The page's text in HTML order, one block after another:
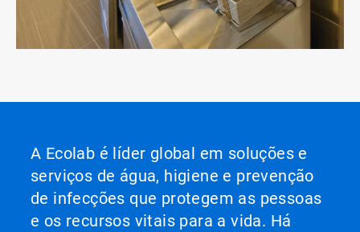
A Ecolab é líder global em soluções e
serviços de água, higiene e prevenção
de infecções que protegem as pessoas
e os recursos vitais para a vida. Há